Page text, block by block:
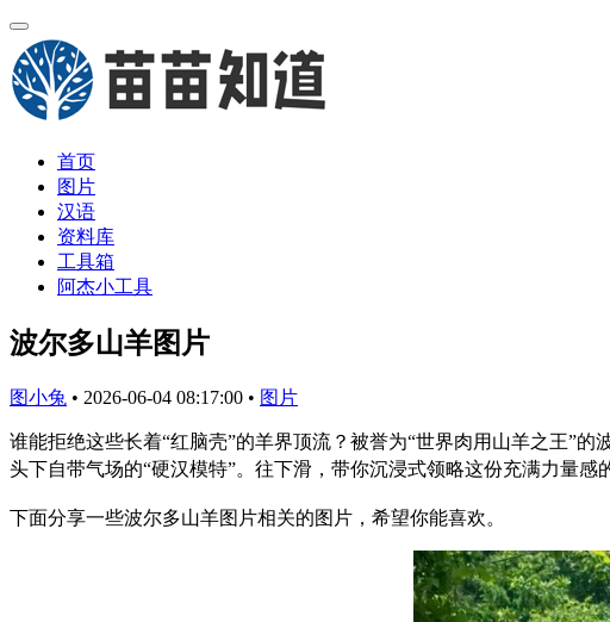
首页
图片
汉语
资料库
工具箱
阿杰小工具
波尔多山羊图片
图小兔 • 2026-06-04 08:17:00 • 图片
谁能拒绝这些长着“红脑壳”的羊界顶流？被誉为“世界肉用山羊之王”
头下自带气场的“硬汉模特”。往下滑，带你沉浸式领略这份充满力量感
下面分享一些波尔多山羊图片相关的图片，希望你能喜欢。